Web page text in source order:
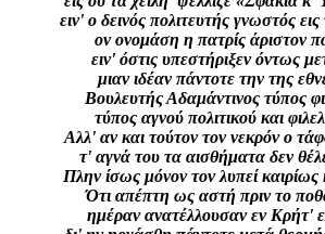
ειν' ο δεινός πολιτευτής γνωστός
ον ονομάση η πατρίς άριστον
ειν' όστις υπεστήριξεν όντως
μιαν ιδέαν πάντοτε την της
Βουλευτής Αδαμάντινος τύπος
τύπος αγνού πολιτικού και
Αλλ' αν και τούτον τον νεκρόν ο
τ' αγνά του τα αισθήματα δεν
Πλην ίσως μόνον τον λυπεί καιρίως
Ότι απέπτη ως αστή πριν το
ημέραν ανατέλλουσαν εν Κρήτ'